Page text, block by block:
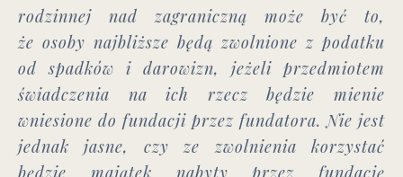
rodzinnej nad zagraniczną może być to,
że osoby najbliższe będą zwolnione z podatku
od spadków i darowizn, jeżeli przedmiotem
świadczenia na ich rzecz będzie mienie
wniesione do fundacji przez fundatora. Nie jest
jednak jasne, czy ze zwolnienia korzystać
będzie majątek nabyty przez fundację